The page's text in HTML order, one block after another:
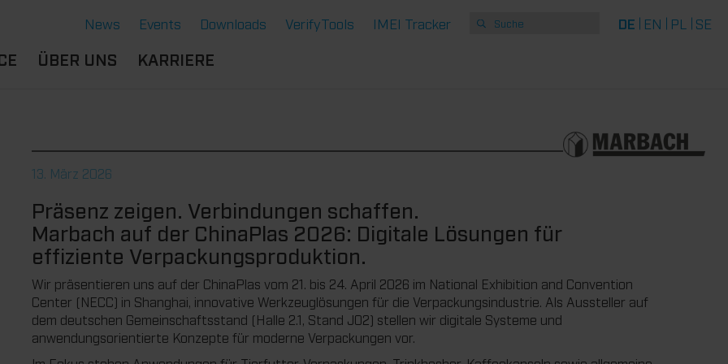
News Events Downloads VerifyTools IMEI Tracker DE EN PL SE
THERMOFORMEN
THERMOFORMEN
ÜBER UNS KARRIERE
STUDIUM
DU BIST
STUDENT:IN
BENEFITS
OFFENE JOBS
13. März 2026
Präsenz zeigen. Verbindungen schaffen.
Marbach auf der ChinaPlas 2026: Digitale Lösungen für
effiziente Verpackungsproduktion.
Wir präsentieren uns auf der ChinaPlas vom 21. bis 24. April 2026 im National Exhibition and Convention
Center (NECC) in Shanghai, innovative Werkzeuglösungen für die Verpackungsindustrie. Als Aussteller auf
dem deutschen Gemeinschaftsstand (Halle 2.1, Stand J02) stellen wir digitale Systeme und
anwendungsorientierte Konzepte für moderne Verpackungen vor.